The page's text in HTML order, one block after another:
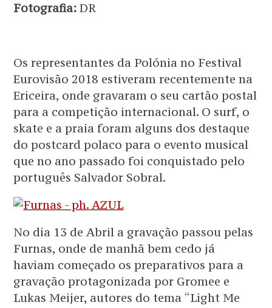
Fotografia: DR
Os representantes da Polónia no Festival
Eurovisão 2018 estiveram recentemente na
Ericeira, onde gravaram o seu cartão postal
para a competição internacional. O surf, o
skate e a praia foram alguns dos destaque
do postcard polaco para o evento musical
que no ano passado foi conquistado pelo
português Salvador Sobral.
No dia 13 de Abril a gravação passou pelas
Furnas, onde de manhã bem cedo já
haviam começado os preparativos para a
gravação protagonizada por Gromee e
Lukas Meijer, autores do tema “Light Me